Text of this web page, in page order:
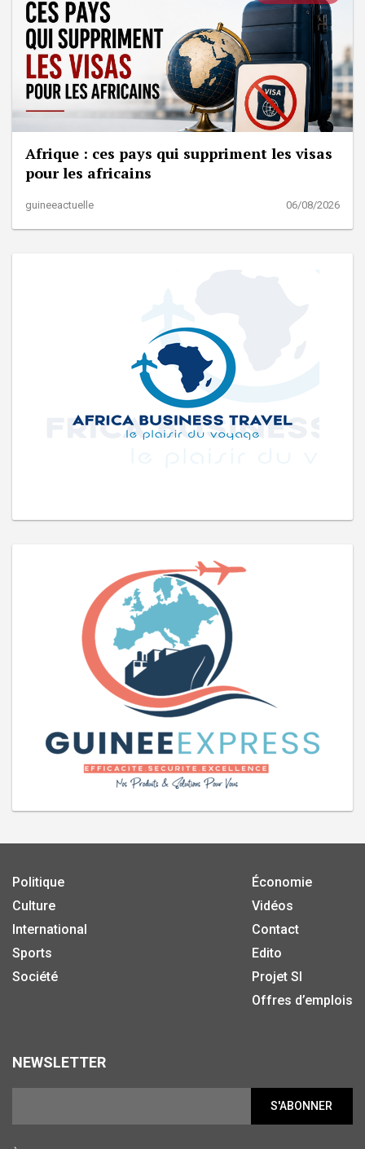
Afrique : ces pays qui suppriment les visas
pour les africains
guineeactuelle 06/08/2026
Politique
Culture
International
Sports
Société
Économie
Vidéos
Contact
Edito
Projet SI
Offres d’emplois
NEWSLETTER
S'ABONNER